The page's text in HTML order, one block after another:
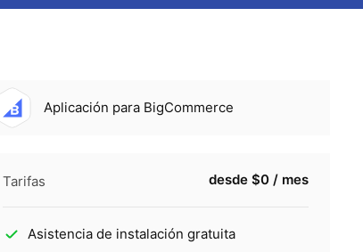
Aplicación para BigCommerce
Tarifas desde $0 / mes
Asistencia de instalación gratuita